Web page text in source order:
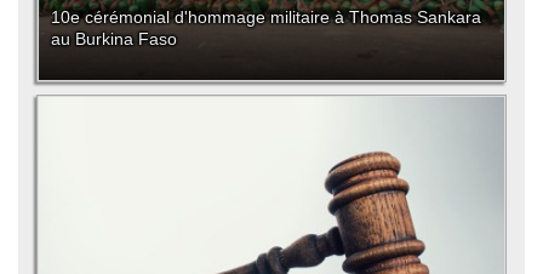
10e cérémonial d'hommage militaire à Thomas Sankara
au Burkina Faso